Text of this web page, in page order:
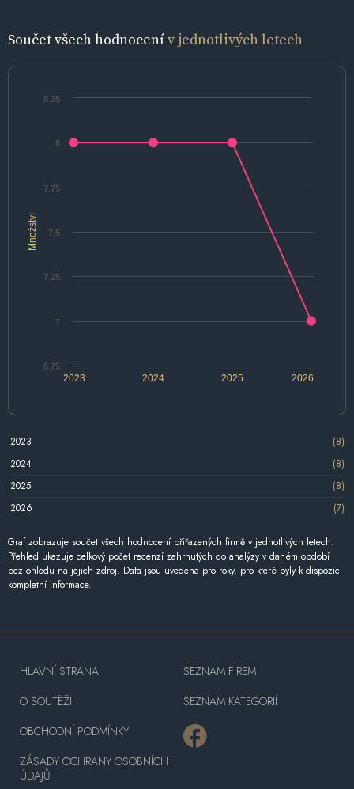
Součet všech hodnocenív jednotlivých letech
Množství
2024 2026
2023 2025
6.75
7
7.25
7.5
7.75
8
8.25
2023
(8)
2024
(8)
2025
(8)
2026
(7)
Graf zobrazuje součet všech hodnocení přiřazených firmě v jednotlivých letech.
Přehled ukazuje celkový počet recenzí zahrnutých do analýzy v daném období
bez ohledu na jejich zdroj. Data jsou uvedena pro roky, pro které byly k dispozici
kompletní informace.
HLAVNÍ STRANA
O SOUTĚŽI
OBCHODNÍ PODMÍNKY
ZÁSADY OCHRANY OSOBNÍCH
ÚDAJŮ
SEZNAM FIREM
SEZNAM KATEGORIÍ